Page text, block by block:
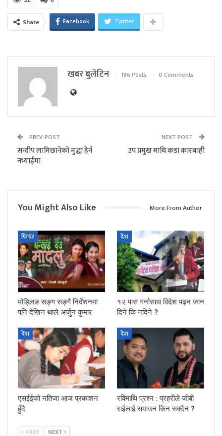
Share Facebook Twitter
खबर बुलेटिन 186 Posts 0 Comments
PREV POST
सन्दीप लामिछानेको‌ मुद्धा हेर्न
नभ्याईमा
NEXT POST
उप प्रमुख माथि कडा कारबाही
You Might Also Like More From Author
फिचर
मोड्लिङ सङ्ग सङ्गै निर्देशनमा
पनि देखिन थाले अर्जुन कुमार
देश
१२ पास गर्नासाथ विदेश पढ्न जान
दिने कि नदिने ?
देश
एसईईको नतिजा आज प्रकाशन
हुँदै
देश
रविमाथि प्रश्न : प्रहरीले जीबी
राईलाई समाउन किन सक्दैन ?
PREV NEXT